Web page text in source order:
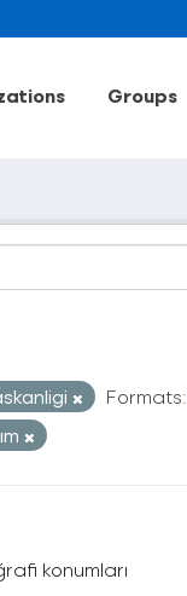
Groups
Formats:
konumları